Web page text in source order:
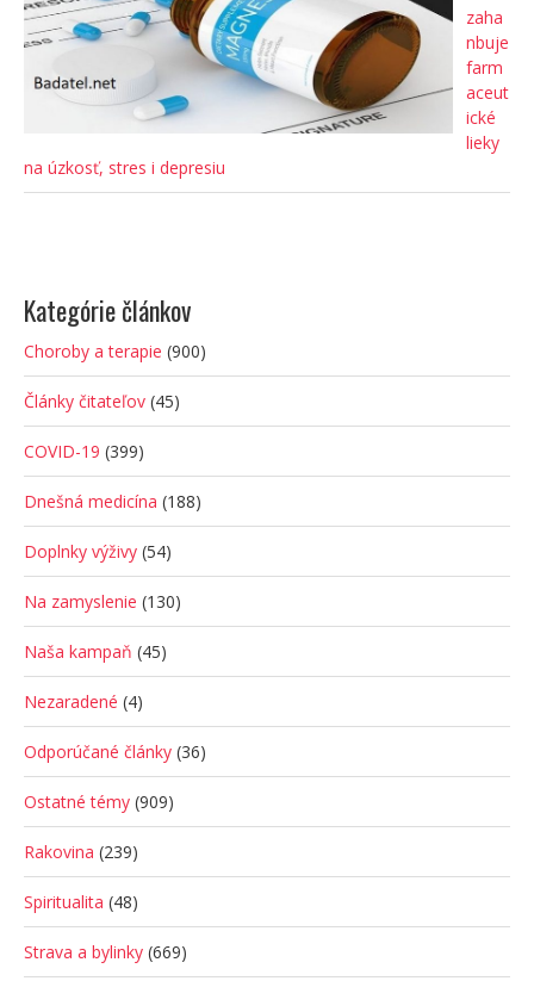
zaha
nbuje
farm
aceut
ické
lieky
na úzkosť, stres i depresiu
Kategórie článkov
Choroby a terapie (900)
Články čitateľov (45)
COVID-19 (399)
Dnešná medicína (188)
Doplnky výživy (54)
Na zamyslenie (130)
Naša kampaň (45)
Nezaradené (4)
Odporúčané články (36)
Ostatné témy (909)
Rakovina (239)
Spiritualita (48)
Strava a bylinky (669)